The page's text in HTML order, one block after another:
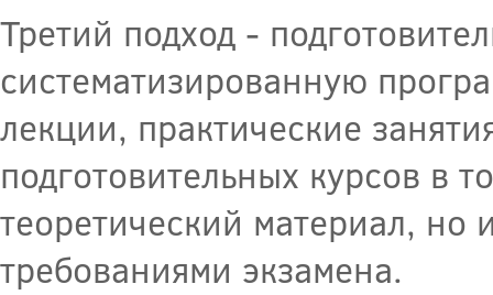
Третий подход -
систематизированную
лекции, практические
подготовительных курсов в
теоретический материал, но
требованиями экзамена.